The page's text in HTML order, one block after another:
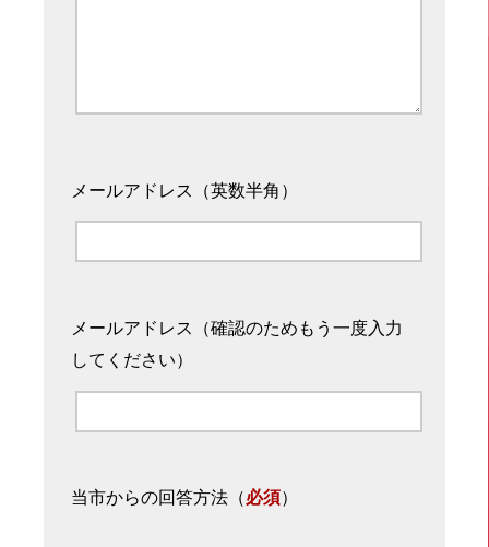
メールアドレス（英数半角）
メールアドレス（確認のためもう一度入力
してください）
当市からの回答方法 （必須）